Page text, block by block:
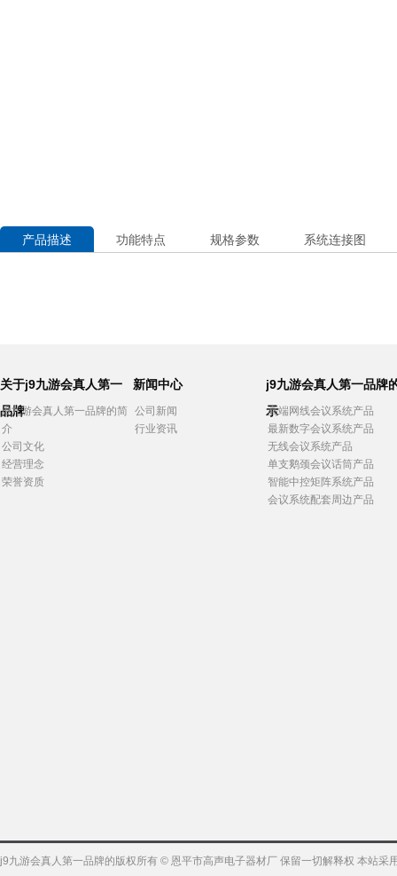
产品描述 功能特点 规格参数 系统连接图
关于j9九游会真人第一
品牌
j9九游会真人第一品牌的简
介
公司文化
经营理念
荣誉资质
新闻中心
公司新闻
行业资讯
j9九游会真人第一品牌
示
高端网线会议系统产品
最新数字会议系统产品
无线会议系统产品
单支鹅颈会议话筒产品
智能中控矩阵系统产品
会议系统配套周边产品
j9九游会真人第一品牌的版权所有 © 恩平市高声电子器材厂 保留一切解释权 本站采